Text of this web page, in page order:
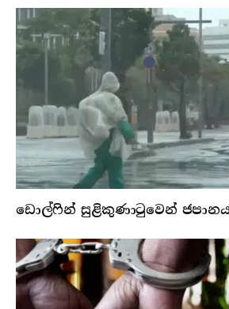
ඩොල්ෆින් සුළිකුණාටුවෙන්